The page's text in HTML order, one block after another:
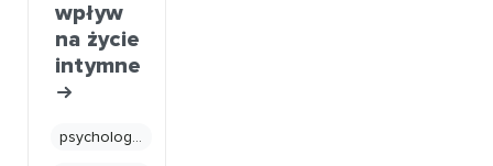
wpływ
na życie
intymne
psychologia